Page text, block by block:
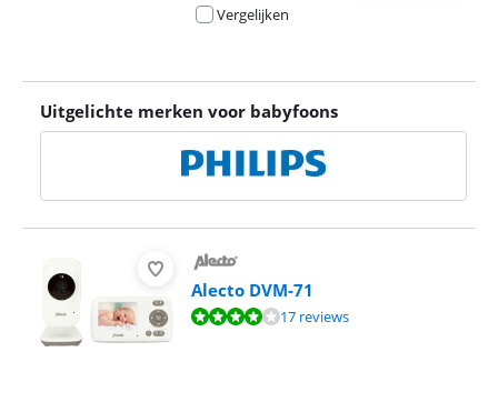
Vergelijken
Uitgelichte merken voor babyfoons
Alecto DVM-71
Beoordeling is 8,3 van de 10, gebaseerd op 17 reviews.
17 reviews